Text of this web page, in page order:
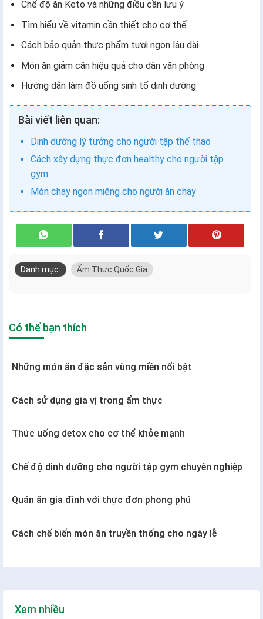
Chế độ ăn Keto và những điều cần lưu ý
Tìm hiểu về vitamin cần thiết cho cơ thể
Cách bảo quản thực phẩm tươi ngon lâu dài
Món ăn giảm cân hiệu quả cho dân văn phòng
Hướng dẫn làm đồ uống sinh tố dinh dưỡng
Bài viết liên quan:
Dinh dưỡng lý tưởng cho người tập thể thao
Cách xây dựng thực đơn healthy cho người tập
gym
Món chay ngon miệng cho người ăn chay
Danh mục: Ẩm Thực Quốc Gia
Có thể bạn thích
Những món ăn đặc sản vùng miền nổi bật
Cách sử dụng gia vị trong ẩm thực
Thức uống detox cho cơ thể khỏe mạnh
Chế độ dinh dưỡng cho người tập gym chuyên nghiệp
Quán ăn gia đình với thực đơn phong phú
Cách chế biến món ăn truyền thống cho ngày lễ
Xem nhiều